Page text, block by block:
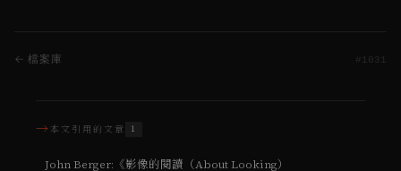
← 檔案庫 1031
→ 本文引用的文章 1
John Berger:《影像的閱讀（About Looking）